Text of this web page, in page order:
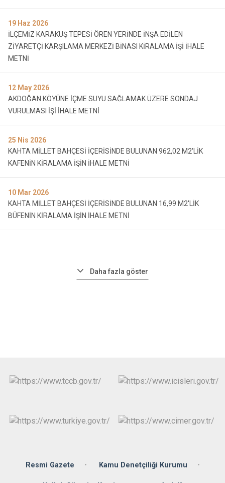
19 Haz 2026
İLÇEMİZ KARAKUŞ TEPESİ ÖREN YERİNDE İNŞA EDİLEN
ZİYARETÇİ KARŞILAMA MERKEZİ BİNASI KİRALAMA İŞİ İHALE
METNİ
12 May 2026
AKDOĞAN KÖYÜNE İÇME SUYU SAĞLAMAK ÜZERE SONDAJ
VURULMASI İŞİ İHALE METNİ
25 Nis 2026
KAHTA MİLLET BAHÇESİ İÇERİSİNDE BULUNAN 962,02 M2'LİK
KAFENİN KİRALAMA İŞİN İHALE METNİ
10 Mar 2026
KAHTA MİLLET BAHÇESİ İÇERİSİNDE BULUNAN 16,99 M2'LİK
BÜFENİN KİRALAMA İŞİN İHALE METNİ
Daha fazla göster
Resmi Gazete Kamu Denetçiliği Kurumu